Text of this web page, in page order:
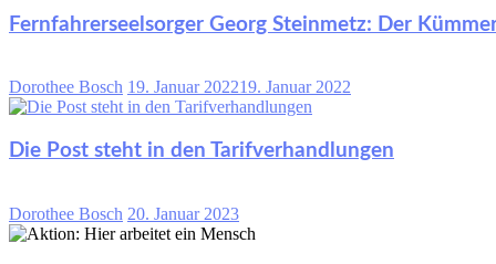
Fernfahrerseelsorger Georg Steinmetz: Der
Dorothee Bosch 19. Januar 202219. Januar 2022
Die Post steht in den Tarifverhandlungen
Dorothee Bosch 20. Januar 2023